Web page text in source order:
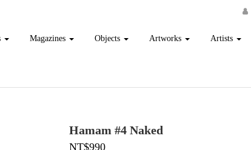
Magazines Objects Artworks Artists
Hamam #4 Naked
NT$990